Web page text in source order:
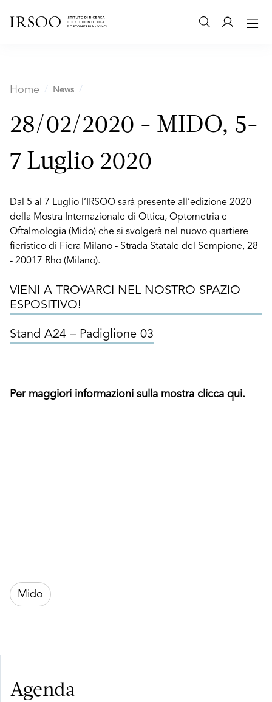
Home News
28/02/2020 - MIDO, 5-
7 Luglio 2020
Dal 5 al 7 Luglio l’IRSOO sarà presente all’edizione 2020
della Mostra Internazionale di Ottica, Optometria e
Oftalmologia (Mido) che si svolgerà nel nuovo quartiere
fieristico di Fiera Milano - Strada Statale del Sempione, 28
- 20017 Rho (Milano).
VIENI A TROVARCI NEL NOSTRO SPAZIO
ESPOSITIVO!
Stand A24 – Padiglione 03
Per maggiori informazioni sulla mostra clicca qui.
Mido
Agenda